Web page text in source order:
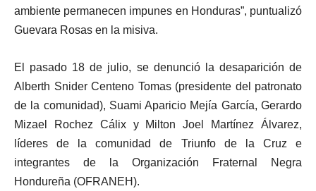
ambiente permanecen impunes en Honduras”, puntualizó
Guevara Rosas en la misiva.
El pasado 18 de julio, se denunció la desaparición de
Alberth Snider Centeno Tomas (presidente del patronato
de la comunidad), Suami Aparicio Mejía García, Gerardo
Mizael Rochez Cálix y Milton Joel Martínez Álvarez,
líderes de la comunidad de Triunfo de la Cruz e
integrantes de la Organización Fraternal Negra
Hondureña (OFRANEH).